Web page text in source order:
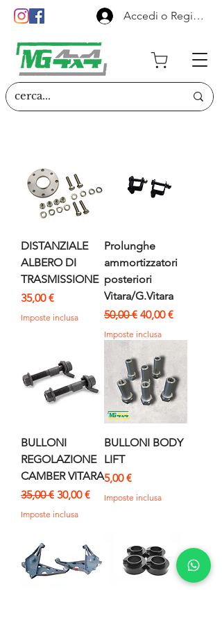
Accedi o Registrati
DISTANZIALE
ALBERO DI
TRASMISSIONE
Prezzo
35,00 €
Imposte inclusa
Prolunghe
ammortizzatori
posteriori
Vitara/G.Vitara
Prezzo regolare
50,00 € Prezzo scontato
40,00 €
Imposte inclusa
BULLONI
REGOLAZIONE
CAMBER VITARA
Prezzo regolare
35,00 € Prezzo scontato
30,00 €
Imposte inclusa
BULLONI BODY
LIFT
Prezzo
5,00 €
Imposte inclusa